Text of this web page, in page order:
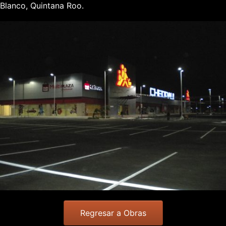
Blanco, Quintana Roo.
Regresar a Obras